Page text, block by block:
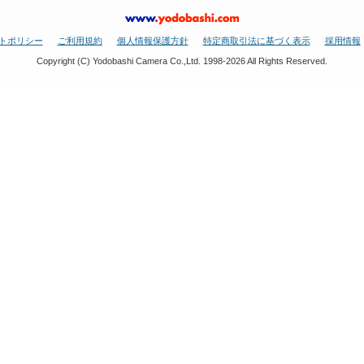
ポリシー ご利用規約 個人情報保護方針 特定商取引法に基づく表示 採用情報
Copyright (C) Yodobashi Camera Co.,Ltd. 1998-2026 All Rights Reserved.